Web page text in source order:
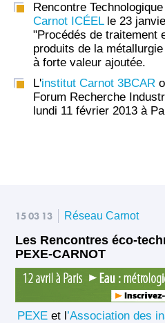
Rencontre
Carnot ICÉELle 23
"Procédés de traitement
produits de la
à forte valeur ajoutée.
L'institut Carnot 3BCAR
Forum Recherche
lundi 11 février 2013 à
15 03 13 Réseau Carnot
Les Rencontres éco-
PEXE-CARNOT
PEXE et l’Association des